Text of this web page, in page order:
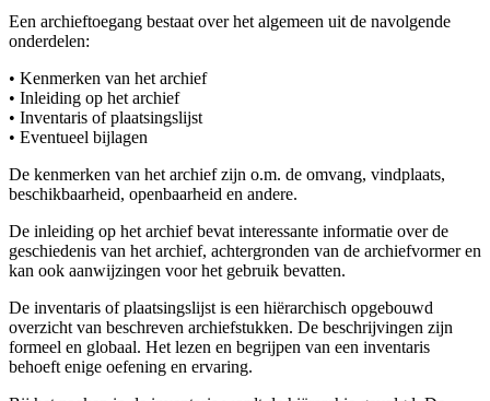
Een archieftoegang bestaat over het algemeen uit de navolgende
onderdelen:
• Kenmerken van het archief
• Inleiding op het archief
• Inventaris of plaatsingslijst
• Eventueel bijlagen
De kenmerken van het archief zijn o.m. de omvang, vindplaats,
beschikbaarheid, openbaarheid en andere.
De inleiding op het archief bevat interessante informatie over de
geschiedenis van het archief, achtergronden van de archiefvormer en
kan ook aanwijzingen voor het gebruik bevatten.
De inventaris of plaatsingslijst is een hiërarchisch opgebouwd
overzicht van beschreven archiefstukken. De beschrijvingen zijn
formeel en globaal. Het lezen en begrijpen van een inventaris
behoeft enige oefening en ervaring.